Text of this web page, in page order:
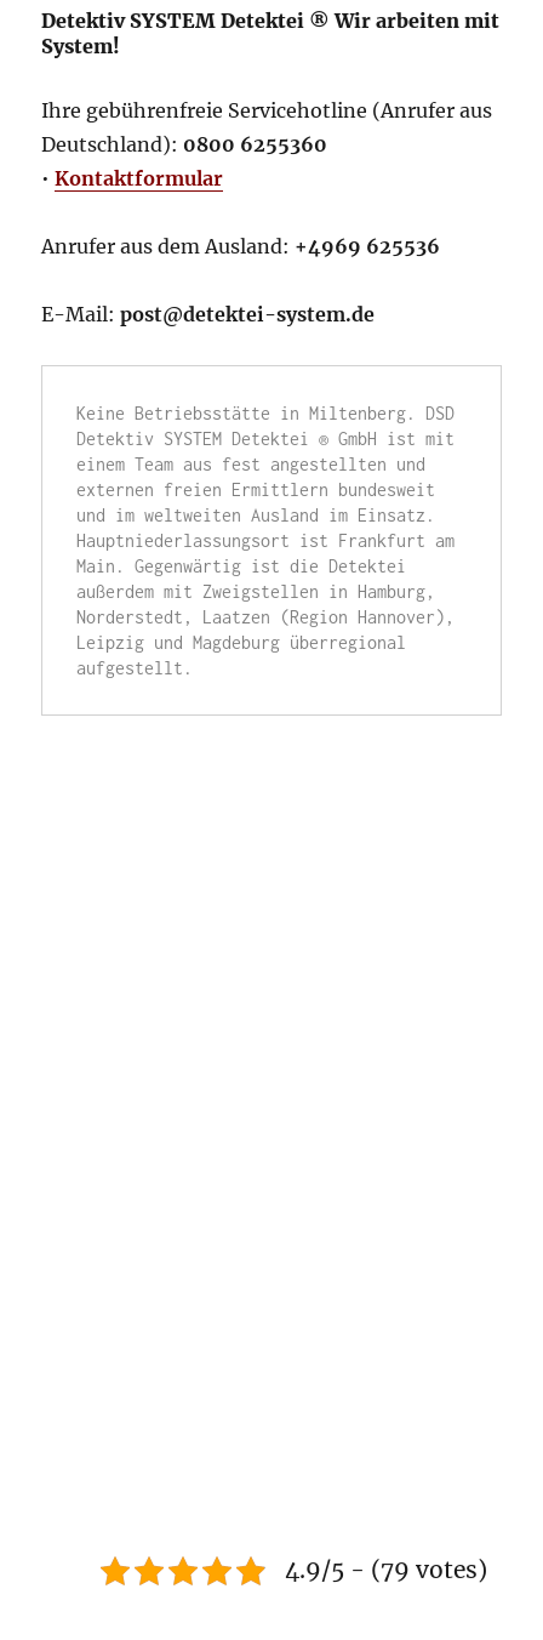
Detektiv SYSTEM Detektei ® Wir arbeiten mit
System!
Ihre gebührenfreie Servicehotline (Anrufer aus
Deutschland): 0800 6255360
•Kontaktformular
Anrufer aus dem Ausland: +4969 625536
E-Mail:post@detektei-system.de
Keine Betriebsstätte in Miltenberg. DSD
Detektiv SYSTEM Detektei ® GmbH ist mit
einem Team aus fest angestellten und
externen freien Ermittlern bundesweit
und im weltweiten Ausland im Einsatz.
Hauptniederlassungsort ist Frankfurt am
Main. Gegenwärtig ist die Detektei
außerdem mit Zweigstellen in Hamburg,
Norderstedt, Laatzen (Region Hannover),
Leipzig und Magdeburg überregional
aufgestellt.
4.9/5 - (79 votes)